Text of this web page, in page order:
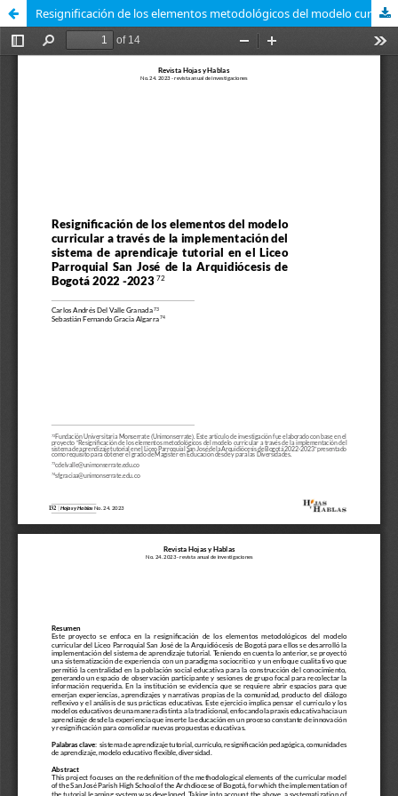
Resignificación de los elementos metodológicos del modelo curricular a través de la implementación del sistema de aprendizaje tutorial en el Liceo Parroquial San José de la Arquidiócesis de Bogotá 2022-2023